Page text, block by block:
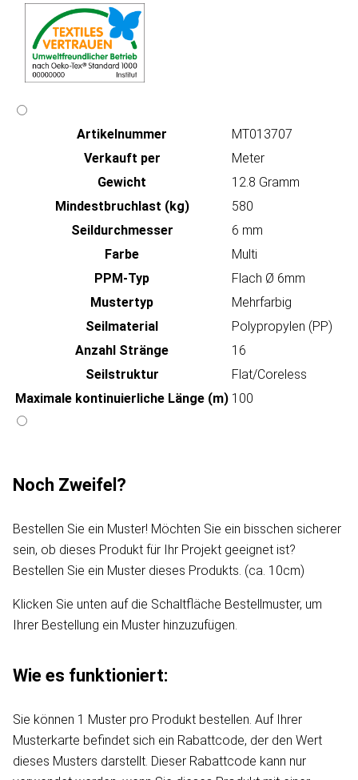
Artikeln‌ummer
MT013707
Verkauft per
Meter
Gewicht
12.8 Gramm
Mindestbruchlast (kg)
580
Seildurchmesser
6 mm
Farbe
Multi
PPM-Typ
Flach Ø 6mm
Mustertyp
Mehrfarbig
Seilmaterial
Polypropylen (PP)
Anzahl Stränge
16
Seilstruktur
Flat/Coreless
Maximale kontinuierliche Länge (m) 100
Noch Zweifel?
Bestellen Sie ein Muster! Möchten Sie ein bisschen sicherer
sein, ob dieses Produkt für Ihr Projekt geeignet ist?
Bestellen Sie ein Muster dieses Produkts. (ca. 10cm)
Klicken Sie unten auf die Schaltfläche Bestellmuster, um
Ihrer Bestellung ein Muster hinzuzufügen.
Wie es funktioniert:
Sie können 1 Muster pro Produkt bestellen. Auf Ihrer
Musterkarte befindet sich ein Rabattcode, der den Wert
dieses Musters darstellt. Dieser Rabattcode kann nur